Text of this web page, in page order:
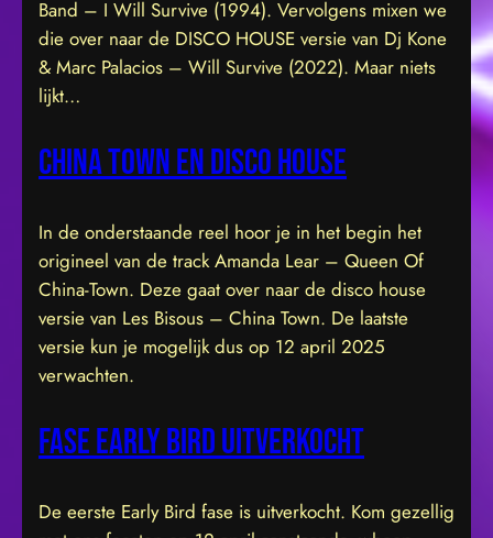
Band – I Will Survive (1994). Vervolgens mixen we
die over naar de DISCO HOUSE versie van Dj Kone
& Marc Palacios – Will Survive (2022). Maar niets
lijkt…
China town en DISCO HOUSE
In de onderstaande reel hoor je in het begin het
origineel van de track Amanda Lear – Queen Of
China-Town. Deze gaat over naar de disco house
versie van Les Bisous – China Town. De laatste
versie kun je mogelijk dus op 12 april 2025
verwachten.
Fase early bird UITVERKOCHT
De eerste Early Bird fase is uitverkocht. Kom gezellig